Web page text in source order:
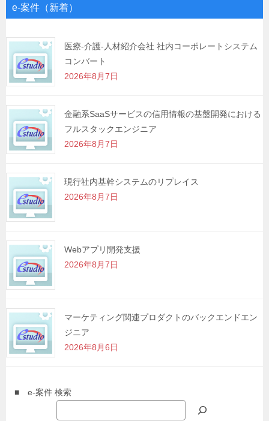
ゲ
シ
ョ
ン
e-案件（新着）
医療-介護-人材紹介会社 社内コーポレートシステム
コンバート
2026年8月7日
金融系SaaSサービスの信用情報の基盤開発における
フルスタックエンジニア
2026年8月7日
現行社内基幹システムのリプレイス
2026年8月7日
Webアプリ開発支援
2026年8月7日
マーケティング関連プロダクトのバックエンドエン
ジニア
2026年8月6日
■ e-案件 検索